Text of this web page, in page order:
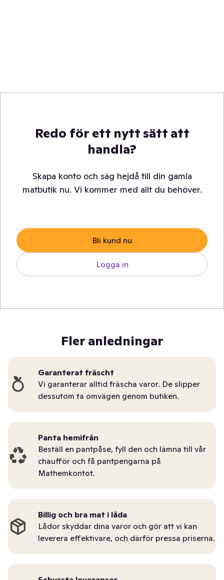
Redo för ett nytt sätt att
handla?
Skapa konto och säg hejdå till din gamla
matbutik nu. Vi kommer med allt du behöver.
Bli kund nu
Logga in
Fler anledningar
Garanterat fräscht
Vi garanterar alltid fräscha varor. De slipper
dessutom ta omvägen genom butiken.
Panta hemifrån
Beställ en pantpåse, fyll den och lämna till vår
chaufför och få pantpengarna på
Mathemkontot.
Billig och bra mat i låda
Lådor skyddar dina varor och gör att vi kan
leverera effektivare, och därför pressa priserna.